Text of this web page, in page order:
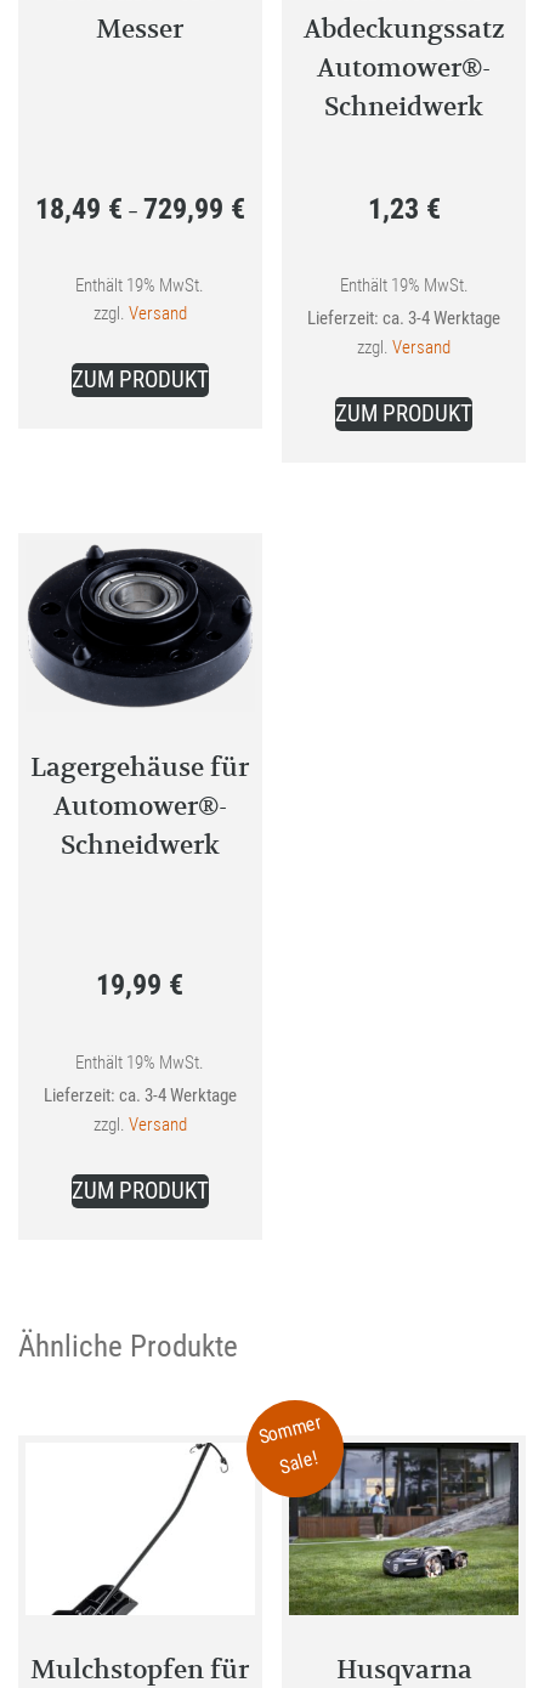
Messer
18,49 € – 729,99 €Preisspanne:
729,99 €
Enthält 19% MwSt.
zzgl. Versand
ZUM PRODUKTProdukt
Die
Optionen
können
auf
der
gewählt
werden
Abdeckungssatz
Automower®-
Schneidwerk
1,23 €
Enthält 19% MwSt.
Lieferzeit: ca. 3-4 Werktage
zzgl.Versand
ZUM PRODUKT
Lagergehäuse für
Automower®-
Schneidwerk
19,99 €
Enthält 19% MwSt.
Lieferzeit: ca. 3-4 Werktage
zzgl. Versand
ZUM PRODUKT
Ähnliche Produkte
Mulchstopfen für
Sommer
Sale!
Husqvarna